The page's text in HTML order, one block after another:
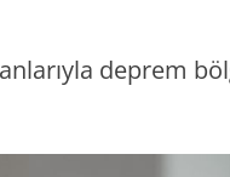
deprem